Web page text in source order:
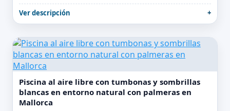
Ver descripción
Piscina al aire libre con tumbonas y sombrillas
blancas en entorno natural con palmeras en
Mallorca